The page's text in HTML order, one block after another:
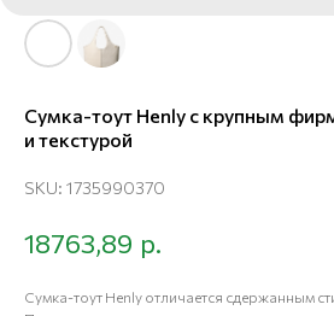
Сумка-тоут Henly с крупным
и текстурой
SKU: 1735990370
18763,89 р.
Сумка-тоут Henly отличается сдержанным